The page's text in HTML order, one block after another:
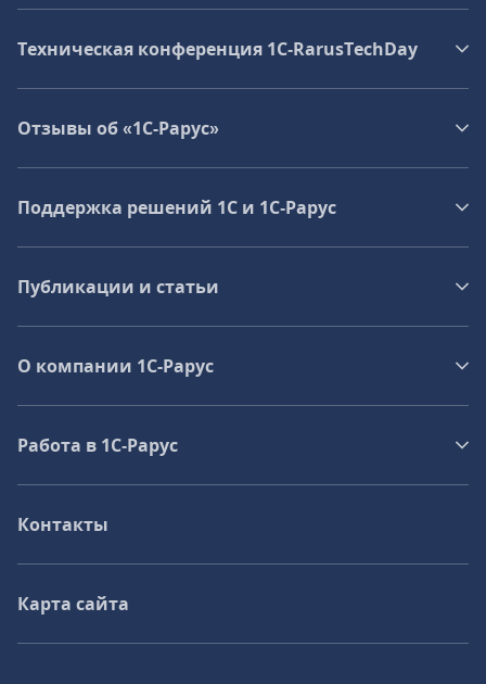
Техническая конференция 1C‑RarusTechDay
Отзывы об «1С-Рарус»
Поддержка решений 1С и 1С‑Рарус
Публикации и статьи
О компании 1C-Рарус
Работа в 1С‑Рарус
Контакты
Карта сайта